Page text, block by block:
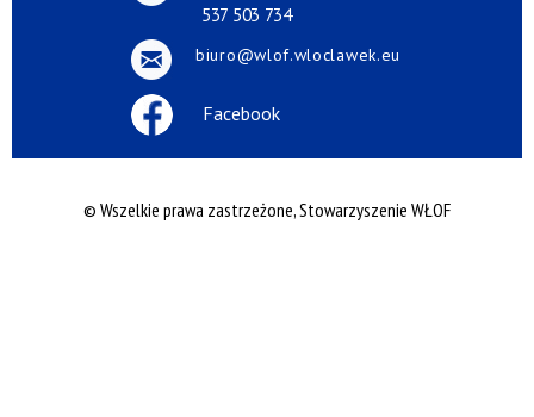
537 503 734
biuro@wlof.wloclawek.eu
Facebook
© Wszelkie prawa zastrzeżone, Stowarzyszenie WŁOF